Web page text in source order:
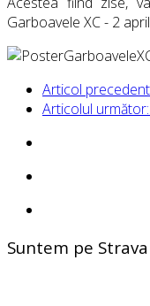
Garboavele XC - 2
Articol
Articolul
Suntem pe Strava